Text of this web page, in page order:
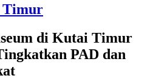
Timur
di Kutai Timur
PAD dan